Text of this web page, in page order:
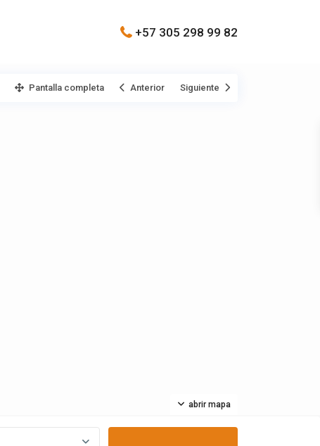
+57 305 298 99 82
abrir mapa
Pantalla completa Anterior Siguiente